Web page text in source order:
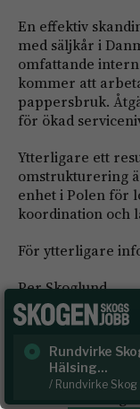
En effektiv
med säljkår i
omfattande
kommer att
pappersbruk.
för ökad
Ytterligare ett
omstrukturering
enhet i Polen för
koordination och
För ytterligare
Per Skoglund
COO, Arctic Paper
tel. (+46) 31 63
Rundvirke
Hälsing...
/ Rundvirke Skog